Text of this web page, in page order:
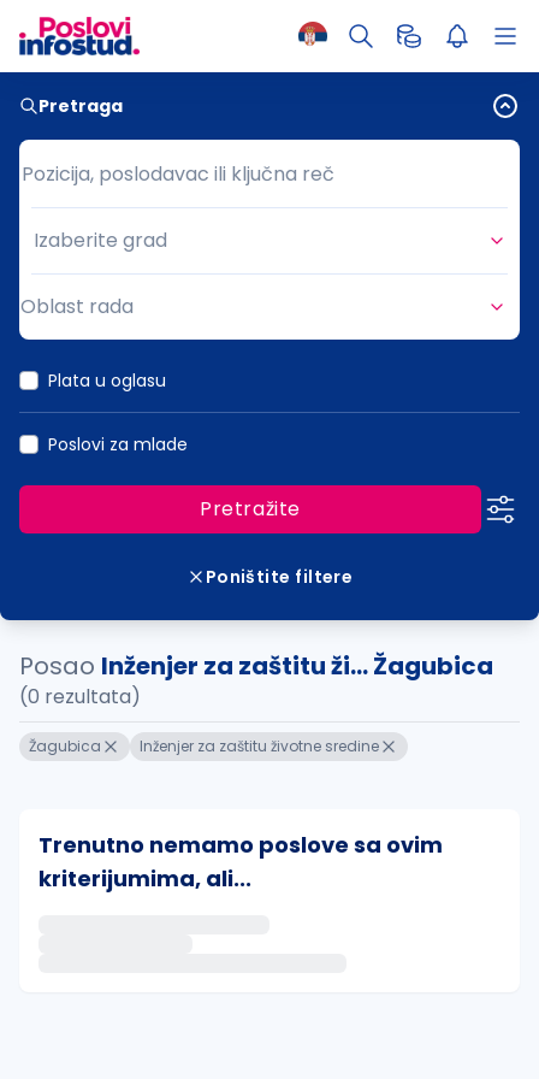
Pretraga
Pozicija, poslodavac ili ključna reč
Pozicija, poslodavac ili ključna reč
Grad
Izaberite grad
Oblast rada
Plata u oglasu
Poslovi za mlade
Pretražite
Poništite filtere
Posao Inženjer za zaštitu ži... Žagubica
(0 rezultata)
Žagubica Inženjer za zaštitu životne sredine
Trenutno nemamo poslove sa ovim
kriterijumima, ali...